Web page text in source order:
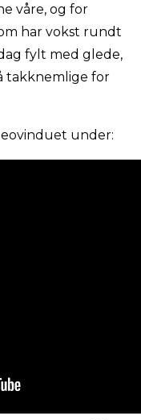
våre, og for
har vokst rundt
fylt med glede,
takknemlige for
under: